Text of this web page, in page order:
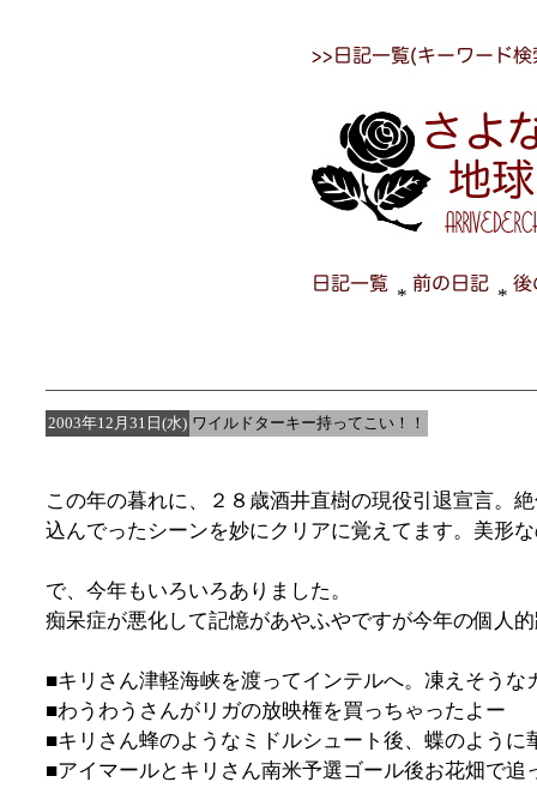
* *
2003年12月31日(水) ワイルドターキー持ってこい！！
この年の暮れに、２８歳酒井直樹の現役引退宣言。
込んでったシーンを妙にクリアに覚えてます。美形
で、今年もいろいろありました。
痴呆症が悪化して記憶があやふやですが今年の個人
■キリさん津軽海峡を渡ってインテルへ。凍えそう
■わうわうさんがリガの放映権を買っちゃったよー
■キリさん蜂のようなミドルシュート後、蝶のように
■アイマールとキリさん南米予選ゴール後お花畑で追